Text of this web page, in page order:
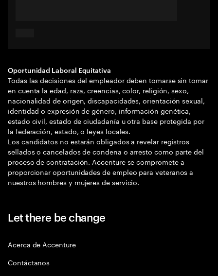
Oportunidad Laboral Equitativa
Todas las decisiones del empleador deben tomarse sin tomar
en cuenta la edad, raza, creencias, color, religión, sexo,
nacionalidad de origen, discapacidades, orientación sexual,
identidad o expresión de género, información genética,
estado civil, estado de ciudadanía u otra base protegida por
la federación, estado, o leyes locales.
Los candidatos no estarán obligados a revelar registros
sellados o cancelados de condena o arresto como parte del
proceso de contratación. Accenture se compromete a
proporcionar oportunidades de empleo para veteranos a
nuestros hombres y mujeres de servicio.
Let there be change
Acerca de Accenture
Contáctanos